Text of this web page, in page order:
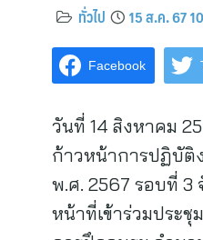
ทั่วไป 15 ส.ค. 67
Facebook
วันที่ 14 สิงหาคม
ก้าวหน้าการปฏิบัติ
พ.ศ. 2567 รอบที่ 3
หน้าที่เข้าร่วมประ